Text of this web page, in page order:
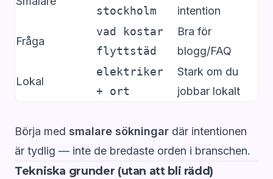
stockholm intention
Fråga
vad kostar
flyttstäd
Bra för
blogg/FAQ
Lokal
elektriker
+ ort
Stark om du
jobbar lokalt
Börja med smalare sökningar där intentionen
är tydlig — inte de bredaste orden i branschen.
Tekniska grunder (utan att bli rädd)